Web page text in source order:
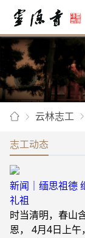
云林志工
志工动态
新闻｜缅思祖德
礼祖
时当清明，春山
恩， 4月4日上